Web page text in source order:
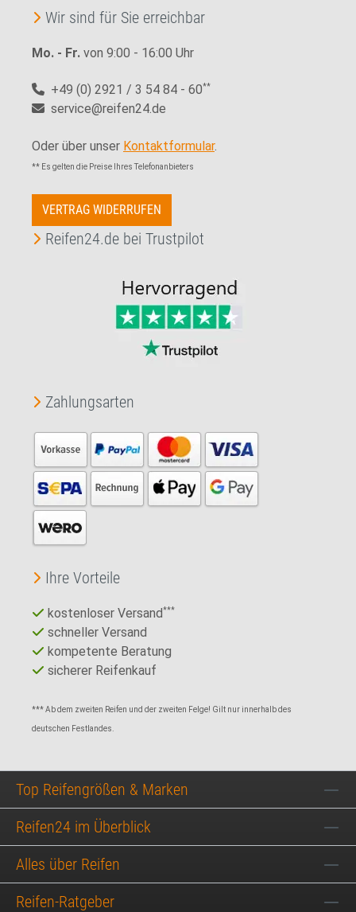
Wir sind für Sie erreichbar
Mo. - Fr. von 9:00 - 16:00 Uhr
+49 (0) 2921 / 3 54 84 - 60**
service@reifen24.de
Oder über unser Kontaktformular.
** Es gelten die Preise Ihres Telefonanbieters
VERTRAG WIDERRUFEN
Reifen24.de bei Trustpilot
Zahlungsarten
Ihre Vorteile
kostenloser Versand***
schneller Versand
kompetente Beratung
sicherer Reifenkauf
*** Ab dem zweiten Reifen und der zweiten Felge! Gilt nur innerhalb des
deutschen Festlandes.
Top Reifengrößen & Marken
Reifen24 im Überblick
Alles über Reifen
Reifen-Ratgeber